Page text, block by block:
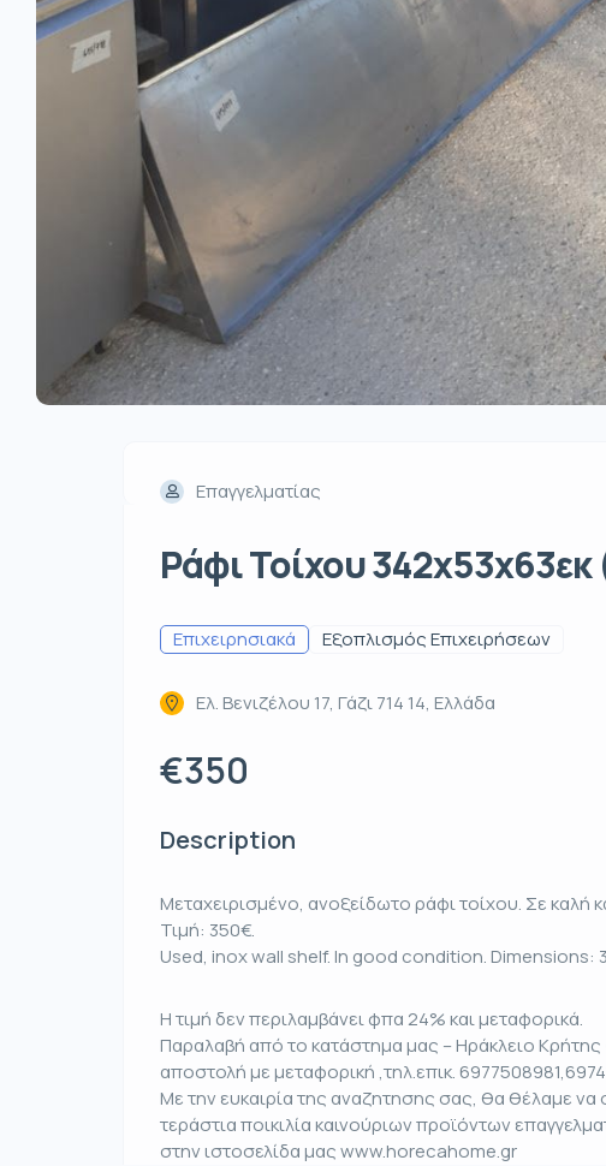
Επαγγελματίας
Ράφι Τοίχου 342x53x63εκ
Επιχειρησιακά Εξοπλισμός Επιχειρήσεων
Ελ. Βενιζέλου 17, Γάζι 714 14, Ελλάδα
€350
Description
Μεταχειρισμένο, ανοξείδωτο ράφι τοίχου. Σε καλή
Τιμή: 350€.
Used, inox wall shelf. In good condition. Dimensions:
Η τιμή δεν περιλαμβάνει φπα 24% και μεταφορικά.
Παραλαβή από το κατάστημα μας – Ηράκλειο Κρήτης
αποστολή με μεταφορική ,τηλ.επικ.
Με την ευκαιρία της αναζητησης σας, θα θέλαμε
τεράστια ποικιλία καινούριων προϊόντων
στην ιστοσελίδα μας www.horecahome.gr